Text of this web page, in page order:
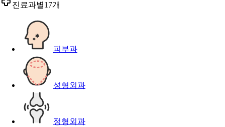
진료과별17개
피부과
성형외과
정형외과